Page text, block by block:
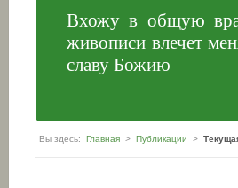
Вхожу в общую
живописи влечет
славу Божию
Вы здесь: Главная > Публикации >